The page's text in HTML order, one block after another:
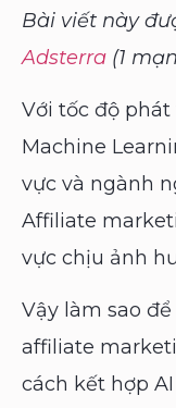
Bài viết này
Adsterra (1
Với tốc độ
Machine
vực và ngành
Affiliate
vực chịu ảnh
Vậy làm sao
affiliate
cách kết hợp